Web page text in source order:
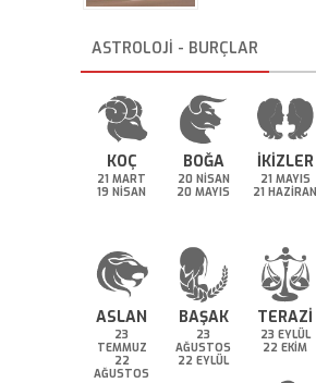
ASTROLOJİ - BURÇLAR
KOÇ
21 MART
19 NİSAN
BOĞA
20 NİSAN
20 MAYIS
İKİZLER
21 MAYIS
21 HAZİRAN
ASLAN
23
TEMMUZ
22
AĞUSTOS
BAŞAK
23
AĞUSTOS
22 EYLÜL
TERAZİ
23 EYLÜL
22 EKİM